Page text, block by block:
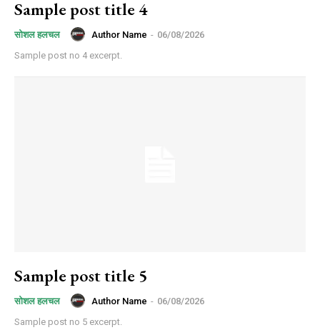
Sample post title 4
सोशल हलचल Author Name - 06/08/2026
Sample post no 4 excerpt.
Sample post title 5
सोशल हलचल Author Name - 06/08/2026
Sample post no 5 excerpt.